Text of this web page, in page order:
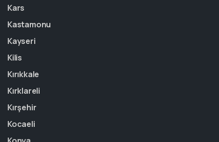
Kars
Kastamonu
Kayseri
Kilis
Kırıkkale
Kırklareli
Kırşehir
Kocaeli